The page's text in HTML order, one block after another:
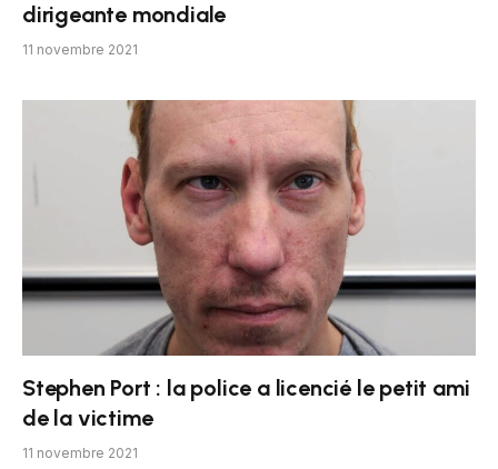
dirigeante mondiale
11 novembre 2021
Stephen Port : la police a licencié le petit ami
de la victime
11 novembre 2021